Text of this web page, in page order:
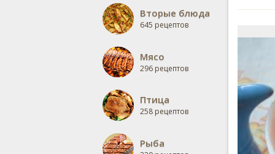
Вторые блюда
645 рецептов
Мясо
296 рецептов
Птица
258 рецептов
Рыба